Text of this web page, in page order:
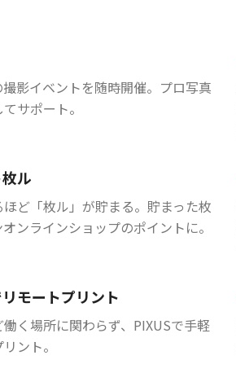
影イベントを随時開催。プロ写真
サポート。
ル
ど「枚ル」が貯まる。貯まった枚
ンラインショップのポイントに。
モートプリント
く場所に関わらず、PIXUSで手軽
ント。